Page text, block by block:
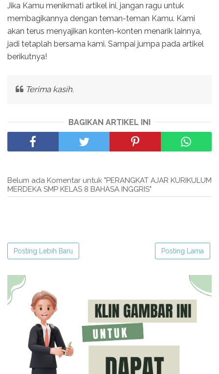
Jika Kamu menikmati artikel ini, jangan ragu untuk
membagikannya dengan teman-teman Kamu. Kami
akan terus menyajikan konten-konten menarik lainnya,
jadi tetaplah bersama kami. Sampai jumpa pada artikel
berikutnya!
Terima kasih.
BAGIKAN ARTIKEL INI
Belum ada Komentar untuk "PERANGKAT AJAR KURIKULUM
MERDEKA SMP KELAS 8 BAHASA INGGRIS"
Posting Lebih Baru Posting Lama